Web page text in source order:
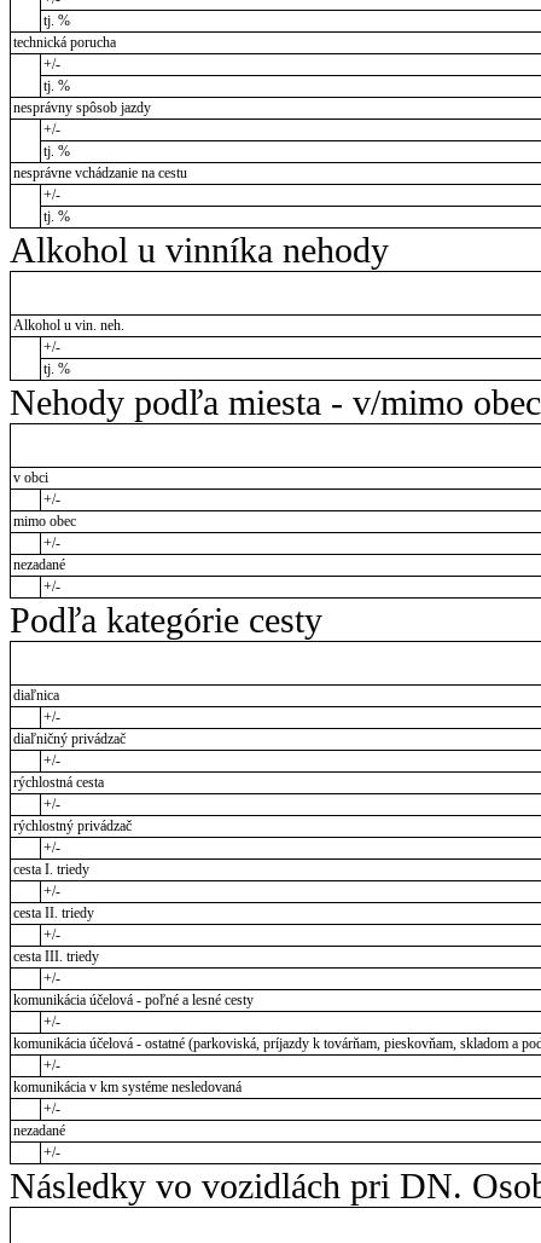
tj. %
technická porucha
+/-
tj. %
nesprávny spôsob jazdy
+/-
tj. %
nesprávne vchádzanie na cestu
+/-
tj. %
Alkohol u vinníka nehody
Alkohol u vin. neh.
+/-
tj. %
Nehody podľa miesta - v/mimo obec
v obci
+/-
mimo obec
+/-
nezadané
+/-
Podľa kategórie cesty
diaľnica
+/-
diaľničný privádzač
+/-
rýchlostná cesta
+/-
rýchlostný privádzač
+/-
cesta I. triedy
+/-
cesta II. triedy
+/-
cesta III. triedy
+/-
komunikácia účelová - poľné a lesné cesty
+/-
komunikácia účelová - ostatné (parkoviská, príjazdy k továrňam, pieskovňam, skladom a
+/-
komunikácia v km systéme nesledovaná
+/-
nezadané
+/-
Následky vo vozidlách pri DN.